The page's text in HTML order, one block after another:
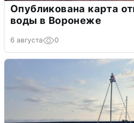
Опубликована карта
воды в Воронеже
6 августа 0